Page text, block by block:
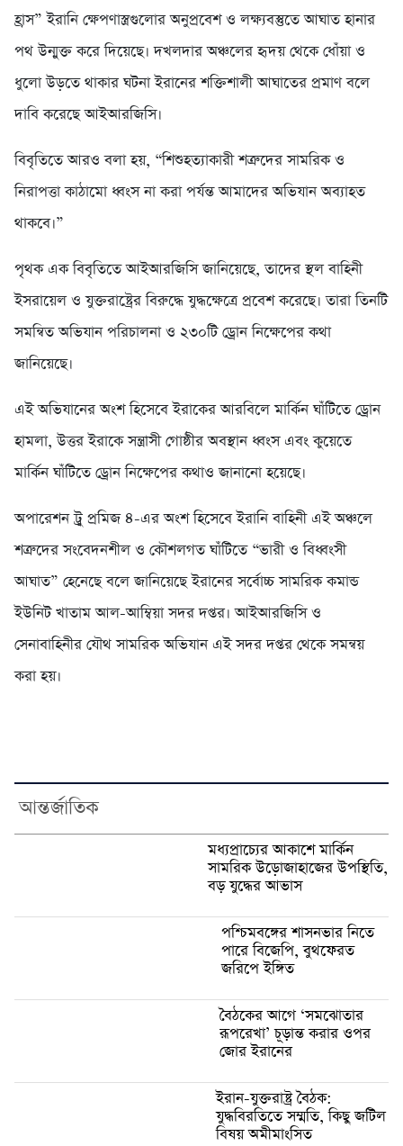
হ্রাস” ইরানি ক্ষেপণাস্ত্রগুলোর অনুপ্রবেশ ও লক্ষ্যবস্তুতে আঘাত হানার
পথ উন্মুক্ত করে দিয়েছে। দখলদার অঞ্চলের হৃদয় থেকে ধোঁয়া ও
ধুলো উড়তে থাকার ঘটনা ইরানের শক্তিশালী আঘাতের প্রমাণ বলে
দাবি করেছে আইআরজিসি।
বিবৃতিতে আরও বলা হয়, “শিশুহত্যাকারী শত্রুদের সামরিক ও
নিরাপত্তা কাঠামো ধ্বংস না করা পর্যন্ত আমাদের অভিযান অব্যাহত
থাকবে।”
পৃথক এক বিবৃতিতে আইআরজিসি জানিয়েছে, তাদের স্থল বাহিনী
ইসরায়েল ও যুক্তরাষ্ট্রের বিরুদ্ধে যুদ্ধক্ষেত্রে প্রবেশ করেছে। তারা তিনটি
সমন্বিত অভিযান পরিচালনা ও ২৩০টি ড্রোন নিক্ষেপের কথা
জানিয়েছে।
এই অভিযানের অংশ হিসেবে ইরাকের আরবিলে মার্কিন ঘাঁটিতে ড্রোন
হামলা, উত্তর ইরাকে সন্ত্রাসী গোষ্ঠীর অবস্থান ধ্বংস এবং কুয়েতে
মার্কিন ঘাঁটিতে ড্রোন নিক্ষেপের কথাও জানানো হয়েছে।
অপারেশন ট্রু প্রমিজ ৪-এর অংশ হিসেবে ইরানি বাহিনী এই অঞ্চলে
শত্রুদের সংবেদনশীল ও কৌশলগত ঘাঁটিতে “ভারী ও বিধ্বংসী
আঘাত” হেনেছে বলে জানিয়েছে ইরানের সর্বোচ্চ সামরিক কমান্ড
ইউনিট খাতাম আল-আম্বিয়া সদর দপ্তর। আইআরজিসি ও
সেনাবাহিনীর যৌথ সামরিক অভিযান এই সদর দপ্তর থেকে সমন্বয়
করা হয়।
আন্তর্জাতিক
মধ্যপ্রাচ্যের আকাশে মার্কিন
সামরিক উড়োজাহাজের উপস্থিতি,
বড় যুদ্ধের আভাস
পশ্চিমবঙ্গের শাসনভার নিতে
পারে বিজেপি, বুথফেরত
জরিপে ইঙ্গিত
বৈঠকের আগে ‘সমঝোতার
রূপরেখা’ চূড়ান্ত করার ওপর
জোর ইরানের
ইরান-যুক্তরাষ্ট্র বৈঠক:
যুদ্ধবিরতিতে সম্মতি, কিছু জটিল
বিষয় অমীমাংসিত